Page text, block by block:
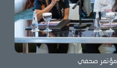
مؤتمر صحفي